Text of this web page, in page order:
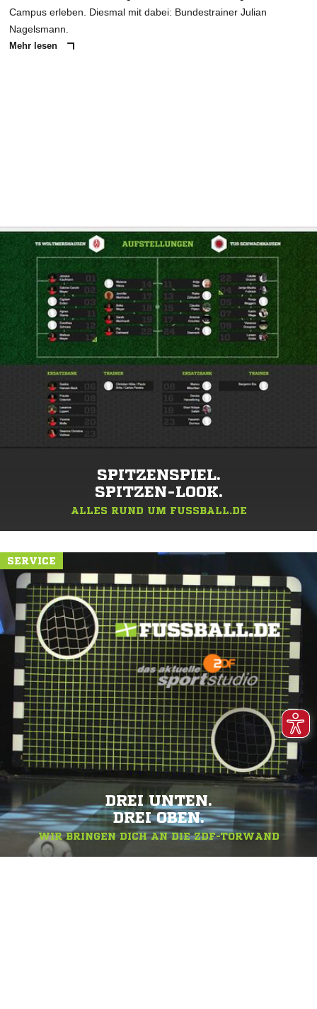
Campus erleben. Diesmal mit dabei: Bundestrainer Julian
Nagelsmann.
Mehr lesen
SPITZENSPIEL.
SPITZEN-LOOK.
ALLES RUND UM FUSSBALL.DE
SERVICE
DREI UNTEN.
DREI OBEN.
WIR BRINGEN DICH AN DIE ZDF-TORWAND